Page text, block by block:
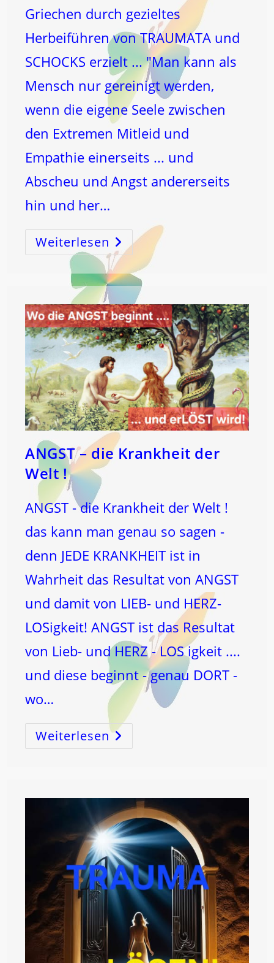
Griechen durch gezieltes
Herbeiführen von TRAUMATA und
SCHOCKS erzielt ... "Man kann als
Mensch nur gereinigt werden,
wenn die eigene Seele zwischen
den Extremen Mitleid und
Empathie einerseits ... und
Abscheu und Angst andererseits
hin und her…
Weiterlesen Geistiges
ERWACHEN
Durch
TRAUMATA
Und
SCHOCKS?
ANGST – die Krankheit der
Welt !
ANGST - die Krankheit der Welt !
das kann man genau so sagen -
denn JEDE KRANKHEIT ist in
Wahrheit das Resultat von ANGST
und damit von LIEB- und HERZ-
LOSigkeit! ANGST ist das Resultat
von Lieb- und HERZ - LOS igkeit ....
und diese beginnt - genau DORT -
wo…
WeiterlesenANGST
Die